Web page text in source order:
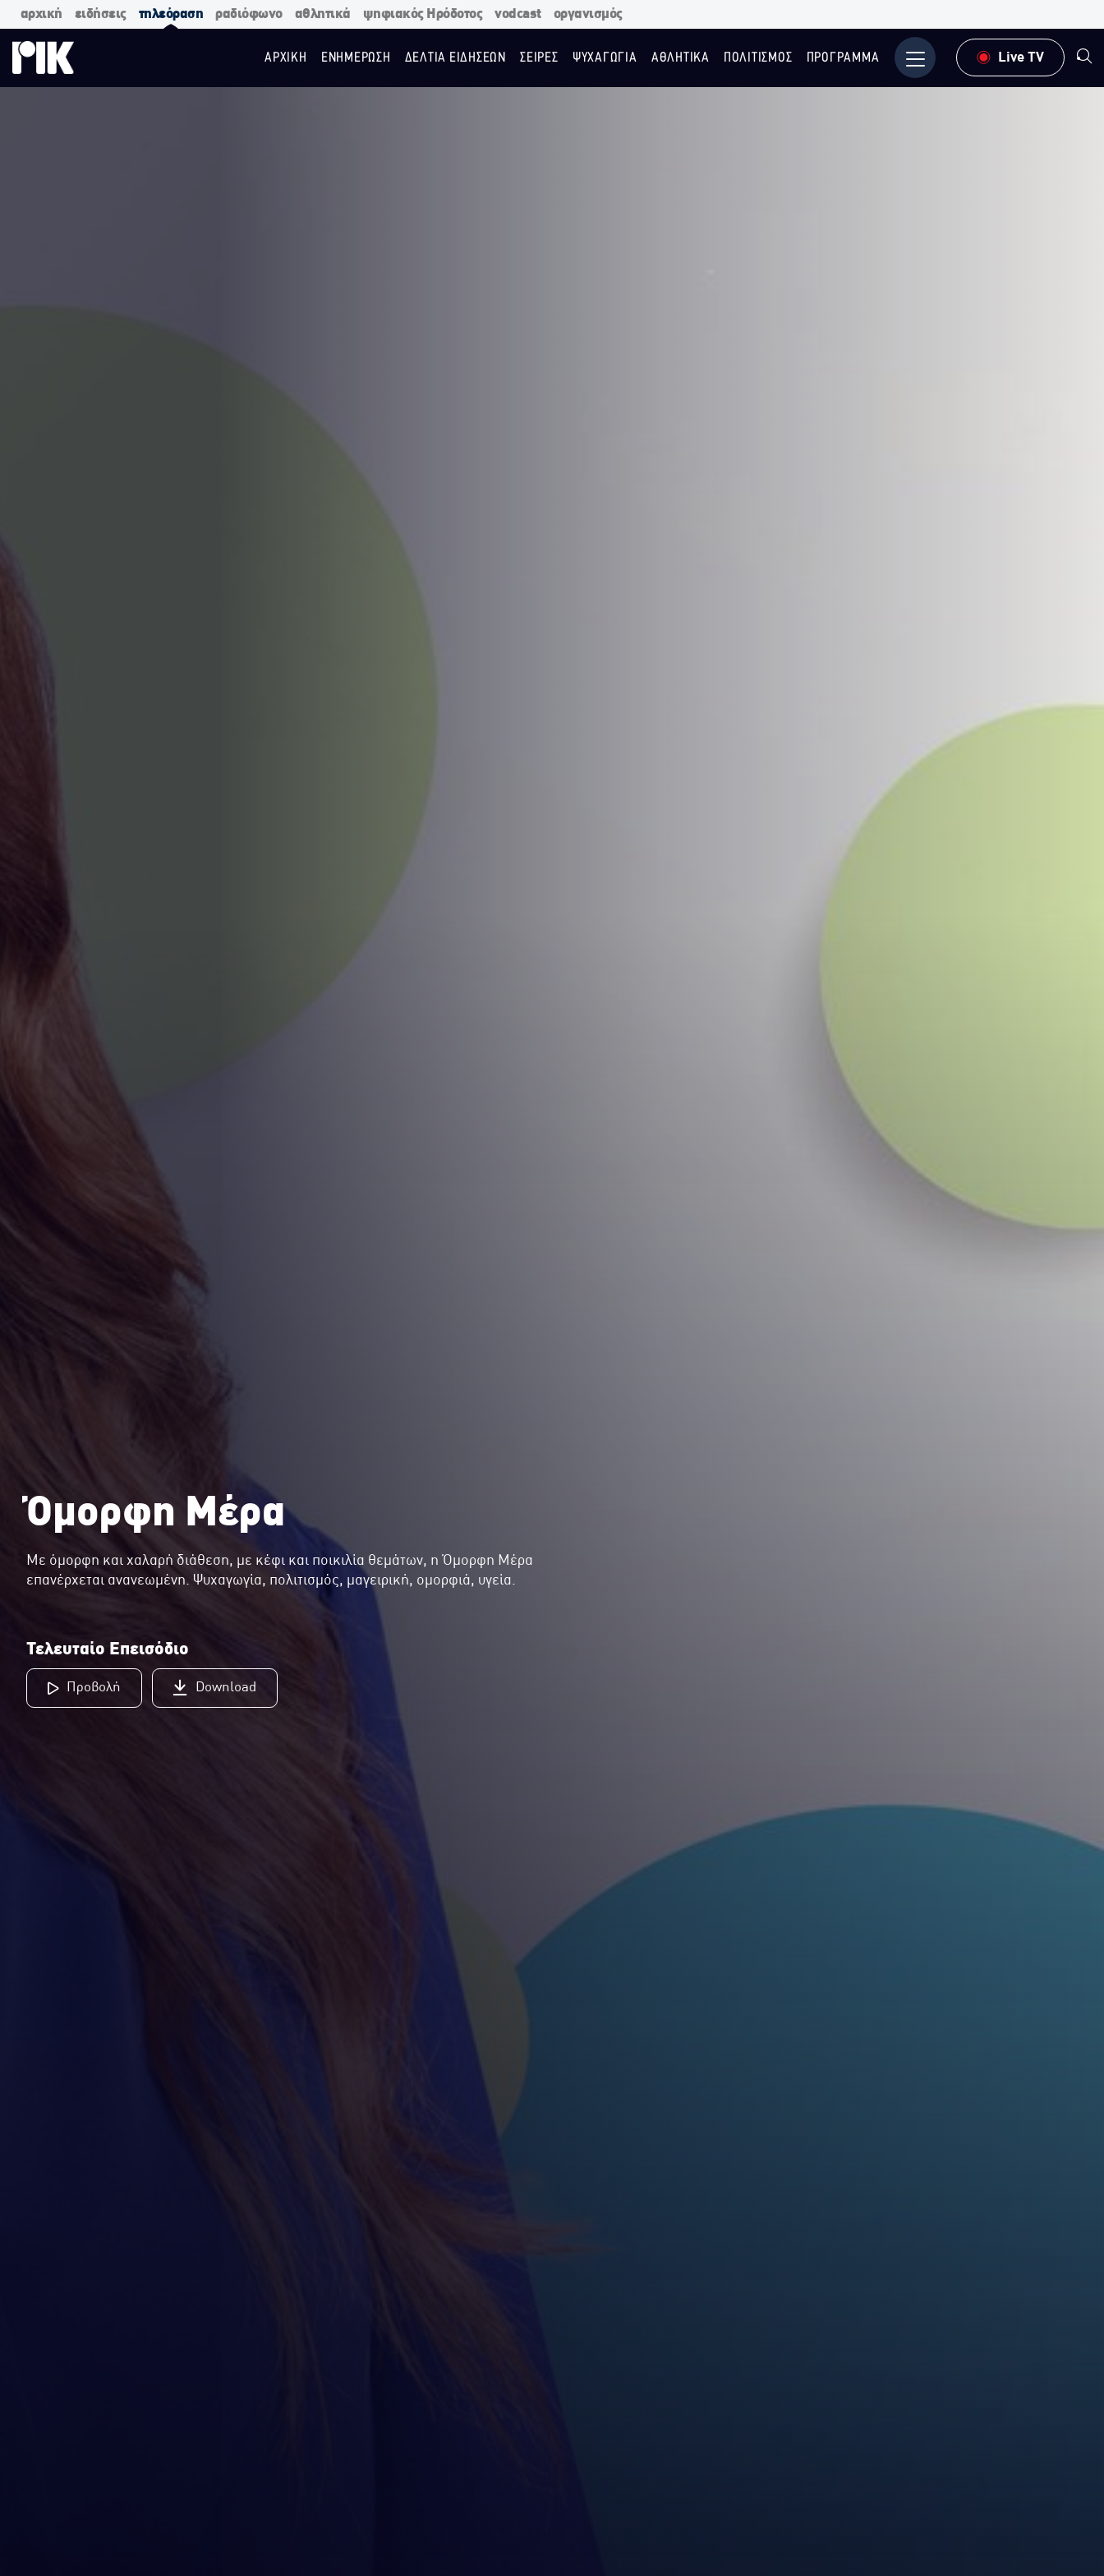
αρχική ειδήσεις τηλεόραση ραδιόφωνο αθλητικά ψηφιακός Ηρόδοτος vodcast οργανισμός
ΑΡΧΙΚΗ ΕΝΗΜΕΡΩΣΗ ΔΕΛΤΙΑ ΕΙΔΗΣΕΩΝ ΣΕΙΡΕΣ ΨΥΧΑΓΩΓΙΑ ΑΘΛΗΤΙΚΑ ΠΟΛΙΤΙΣΜΟΣ ΠΡΟΓΡΑΜΜΑ Μενού Live TV
Όμορφη Μέρα
Με όμορφη και χαλαρή διάθεση, με κέφι και ποικιλία θεμάτων, η Όμορφη Μέρα
επανέρχεται ανανεωμένη. Ψυχαγωγία, πολιτισμός, μαγειρική, ομορφιά, υγεία.
Τελευταίο Επεισόδιο
Προβολή Download